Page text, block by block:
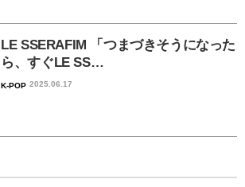
LE SSERAFIM 「つまづきそうになった
ら、すぐLE SS…
K-POP 2025.06.17